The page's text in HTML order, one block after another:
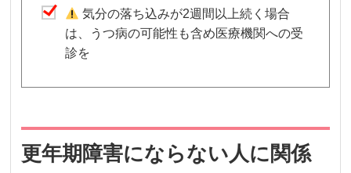
気分の落ち込みが2週間以上続く場合
は、うつ病の可能性も含め医療機関への受
診を
更年期障害にならない人に関係